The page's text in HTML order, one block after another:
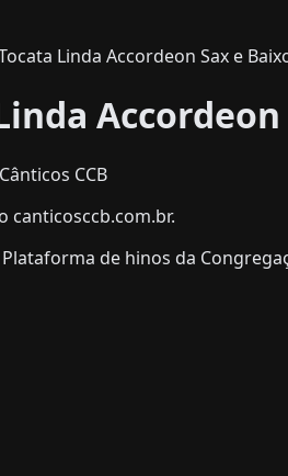
Linda Accordeon Sax e
CCB
canticosccb.com.br.
de hinos da